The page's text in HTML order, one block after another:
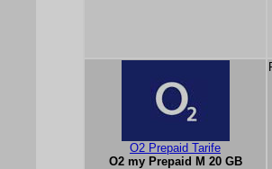
O2 Prepaid Tarife
O2 my Prepaid M 20 GB